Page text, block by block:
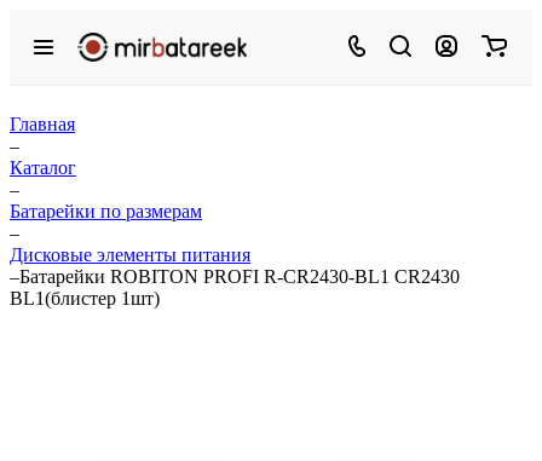
Главная
–
Каталог
–
Батарейки по размерам
–
Дисковые элементы питания
–Батарейки ROBITON PROFI R-CR2430-BL1 CR2430
BL1(блистер 1шт)